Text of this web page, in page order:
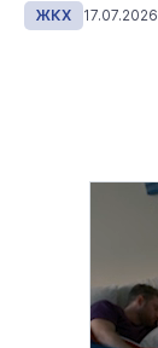
ЖКХ 17.07.2026